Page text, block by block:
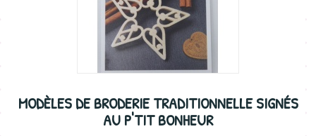
MODÈLES DE BRODERIE TRADITIONNELLE SIGNÉS
AU P'TIT BONHEUR